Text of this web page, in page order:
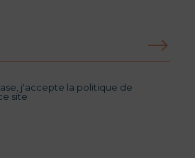
j'accepte la politique de
site